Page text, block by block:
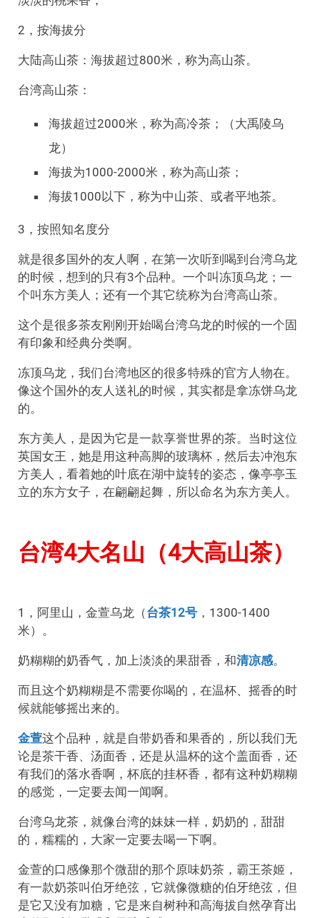
2，按海拔分
大陆高山茶：海拔超过800米，称为高山茶。
台湾高山茶：
海拔超过2000米，称为高冷茶；（大禹陵乌
龙）
海拔为1000-2000米，称为高山茶；
海拔1000以下，称为中山茶、或者平地茶。
3，按照知名度分
就是很多国外的友人啊，在第一次听到喝到台湾乌龙
的时候，想到的只有3个品种。一个叫冻顶乌龙；一
个叫东方美人；还有一个其它统称为台湾高山茶。
这个是很多茶友刚刚开始喝台湾乌龙的时候的一个固
有印象和经典分类啊。
冻顶乌龙，我们台湾地区的很多特殊的官方人物在。
像这个国外的友人送礼的时候，其实都是拿冻饼乌龙
的。
东方美人，是因为它是一款享誉世界的茶。当时这位
英国女王，她是用这种高脚的玻璃杯，然后去冲泡东
方美人，看着她的叶底在湖中旋转的姿态，像亭亭玉
立的东方女子，在翩翩起舞，所以命名为东方美人。
台湾4大名山（4大高山茶）
1，阿里山， 金萱乌龙（台茶12号 ，1300-1400
米）。
奶糊糊的奶香气，加上淡淡的果甜香，和清凉感。
而且这个奶糊糊是不需要你喝的，在温杯、摇香的时
候就能够摇出来的。
金萱这个品种，就是自带奶香和果香的，所以我们无
论是茶干香、汤面香，还是从温杯的这个盖面香，还
有我们的落水香啊，杯底的挂杯香，都有这种奶糊糊
的感觉，一定要去闻一闻啊。
台湾乌龙茶，就像台湾的妹妹一样，奶奶的，甜甜
的，糯糯的，大家一定要去喝一下啊。
金萱的口感像那个微甜的那个原味奶茶，霸王茶姬，
有一款奶茶叫伯牙绝弦，它就像微糖的伯牙绝弦，但
是它又没有加糖，它是来自树种和高海拔自然孕育出